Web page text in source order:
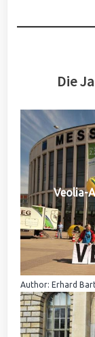
Die
Veolia-
Author: Erhard